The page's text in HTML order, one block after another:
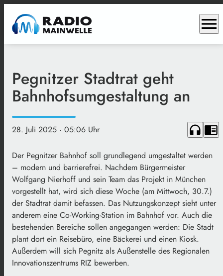
menu
Pegnitzer Stadtrat geht
Bahnhofsumgestaltung an
28. Juli 2025 · 05:06 Uhr headphones chrome_reader_mode
Der Pegnitzer Bahnhof soll grundlegend umgestaltet werden
– modern und barrierefrei. Nachdem Bürgermeister
Wolfgang Nierhoff und sein Team das Projekt in München
vorgestellt hat, wird sich diese Woche (am Mittwoch, 30.7.)
der Stadtrat damit befassen. Das Nutzungskonzept sieht unter
anderem eine Co-Working-Station im Bahnhof vor. Auch die
bestehenden Bereiche sollen angegangen werden: Die Stadt
plant dort ein Reisebüro, eine Bäckerei und einen Kiosk.
Außerdem will sich Pegnitz als Außenstelle des Regionalen
Innovationszentrums RIZ bewerben.